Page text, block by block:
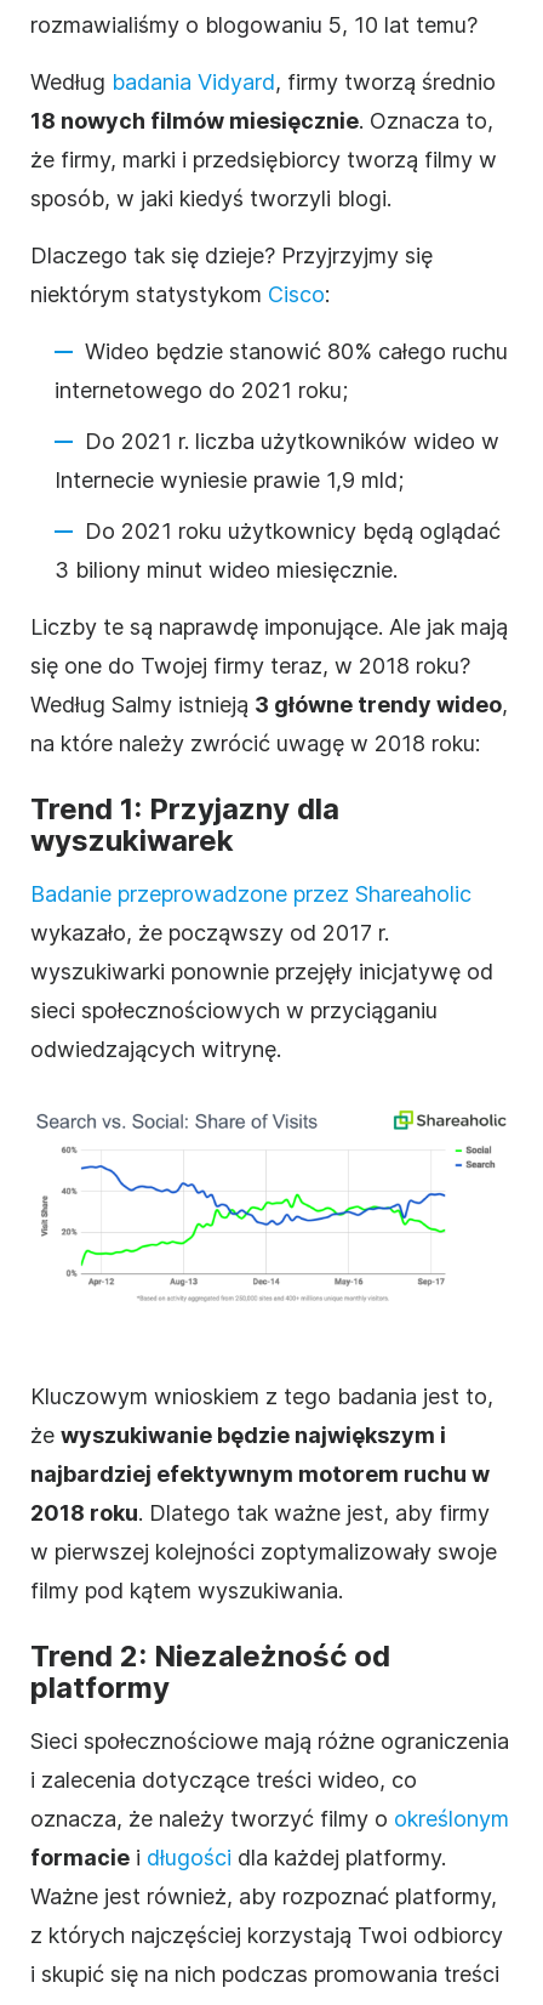
rozmawialiśmy o blogowaniu 5, 10 lat temu?
Według badania Vidyard, firmy tworzą średnio
18 nowych filmów miesięcznie. Oznacza to,
że firmy, marki i przedsiębiorcy tworzą filmy w
sposób, w jaki kiedyś tworzyli blogi.
Dlaczego tak się dzieje? Przyjrzyjmy się
niektórym statystykom Cisco:
Wideo będzie stanowić 80% całego ruchu
internetowego do 2021 roku;
Do 2021 r. liczba użytkowników wideo w
Internecie wyniesie prawie 1,9 mld;
Do 2021 roku użytkownicy będą oglądać
3 biliony minut wideo miesięcznie.
Liczby te są naprawdę imponujące. Ale jak mają
się one do Twojej firmy teraz, w 2018 roku?
Według Salmy istnieją 3 główne trendy wideo,
na które należy zwrócić uwagę w 2018 roku:
Trend 1: Przyjazny dla
wyszukiwarek
Badanie przeprowadzone przez Shareaholic
wykazało, że począwszy od 2017 r.
wyszukiwarki ponownie przejęły inicjatywę od
sieci społecznościowych w przyciąganiu
odwiedzających witrynę.
Kluczowym wnioskiem z tego badania jest to,
że wyszukiwanie będzie największym i
najbardziej efektywnym motorem ruchu w
2018 roku. Dlatego tak ważne jest, aby firmy
w pierwszej kolejności zoptymalizowały swoje
filmy pod kątem wyszukiwania.
Trend 2: Niezależność od
platformy
Sieci społecznościowe mają różne ograniczenia
i zalecenia dotyczące treści wideo, co
oznacza, że należy tworzyć filmy o określonym
formacie i długości dla każdej platformy.
Ważne jest również, aby rozpoznać platformy,
z których najczęściej korzystają Twoi odbiorcy
i skupić się na nich podczas promowania treści